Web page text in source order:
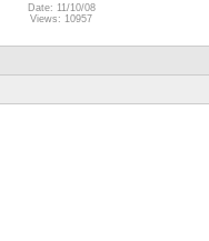
Date: 11/10/08
Views: 10957